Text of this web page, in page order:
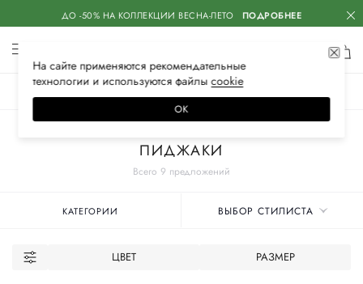
ДО -50% НА КОЛЛЕКЦИИ ВЕСНА-ЛЕТО ПОДРОБНЕЕ
Всего 9 предложений
ПИДЖАКИ
КАТЕГОРИИ ВЫБОР СТИЛИСТА
ЦВЕТ РАЗМЕР
На сайте применяются рекомендательные
технологии и используются файлысооkiе
ОК